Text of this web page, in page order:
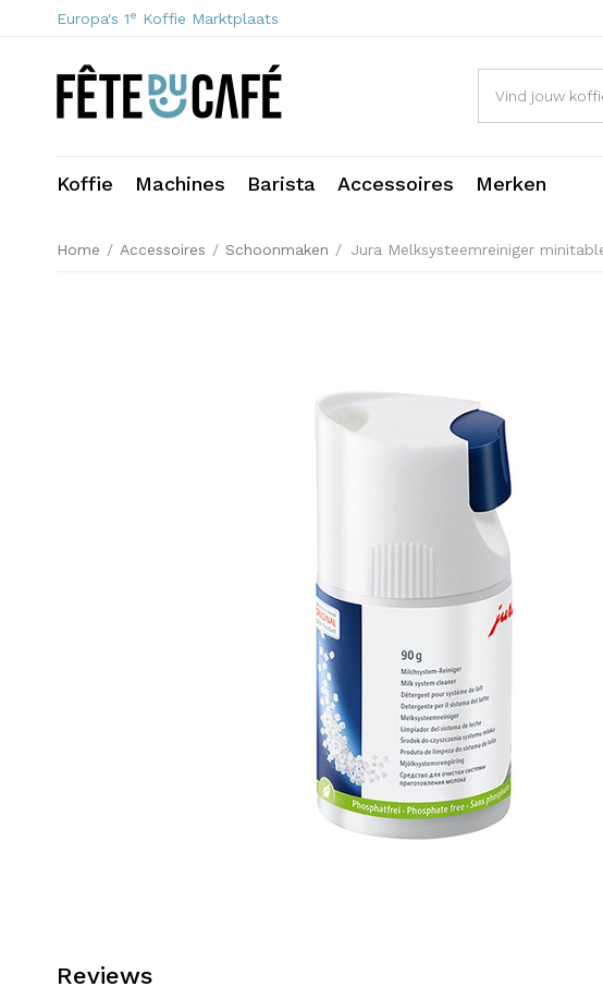
Europa's 1e Koffie Marktplaats
Koffie Machines Barista Accessoires Merken
Home / Accessoires / Schoonmaken / Jura Melksysteemreiniger
Reviews